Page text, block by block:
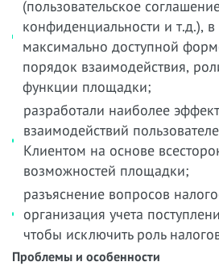
(пользовательское
конфиденциальности и т.д.),
максимально доступной
порядок взаимодействия,
функции площадки;
разработали наиболее
взаимодействий
Клиентом на основе
возможностей площадки;
разъяснение вопросов
организация учета
чтобы исключить роль
Проблемы и особенности